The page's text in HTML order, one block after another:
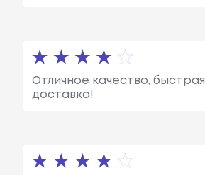
Отличное качество, быстрая
доставка!